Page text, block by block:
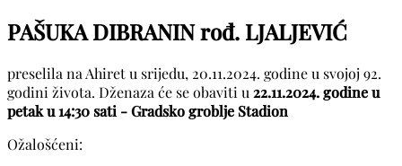
PAŠUKA DIBRANIN rođ. LJALJEVIĆ
preselila na Ahiret u srijedu, 20.11.2024. godine u svojoj 92.
godini života. Dženaza će se obaviti u 22.11.2024. godine u
petak u 14:30 sati - Gradsko groblje Stadion
Ožalošćeni: